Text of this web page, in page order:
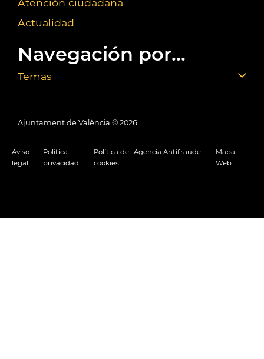
Atención ciudadana
Actualidad
Navegación por...
Temas
Ajuntament de València © 2026
Aviso
legal
Política
privacidad
Política de
cookies
Agencia Antifraude
Mapa
Web